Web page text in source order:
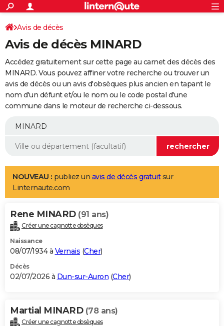
ACTUALITÉS
Politique
Société
Faits Divers
Education
Monde
Villes
+
SPORT
Coupe du monde 2026
Football
Tennis
Cyclisme
Rugby
Forum
Programme TV
TNT
Streaming
Cinéma
Sorties cinéma
Musique
+
FINANCE
Retraite
Epargne
Immobilier
Risques naturels par ville
Banque
Assurance
AUTO
Essais
Réserver un essai
Citadines
Berlines
SUV
Forum auto
+
Mobiles
Meilleur smartphone
Internet
Ordinateurs
Jeux vidéo
Guide high-tech
Aménagement intérieur
LIFESTYLE
Art de vivre
Bien-être
Loisirs
Mode
Modes de vie
Alimentation
Guide de la santé
Maladies
Médicaments
Sommeil
VOYAGE
Destinations
City break
Voyage nature
Voyage de noces
Forum
Climat
+PHOTO
GUIDES D'ACHAT
BONS PLANS
Carte de Noël
Carte Bonne année
Carte Saint-Valentin
Carte Pâques
Carte d'anniversaire
DICTIONNAIRE
Avis de décès
Avis de décès MINARD
Accédez gratuitement sur cette page au carnet des décès des
MINARD. Vous pouvez affiner votre recherche ou trouver un
avis de décès ou un avis d'obsèques plus ancien en tapant le
nom d'un défunt et/ou le nom ou le code postal d'une
commune dans le moteur de recherche ci-dessous.
NOUVEAU : publiez un avis de décès gratuitsur
Linternaute.com
Rene MINARD (91 ans)
Créer une cagnotte obsèques
Naissance
08/07/1934 à Vernais (Cher)
Décès
02/07/2026 à Dun-sur-Auron (Cher)
Martial MINARD (78 ans)
Créer une cagnotte obsèques